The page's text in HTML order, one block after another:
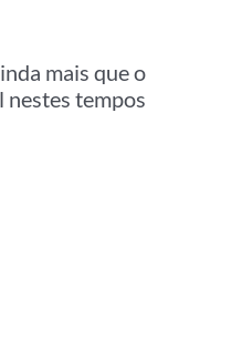
mais que o
nestes tempos